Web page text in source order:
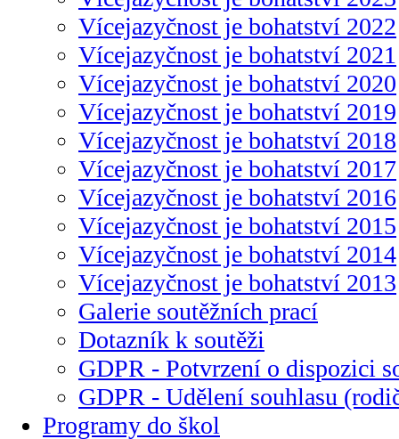
Vícejazyčnost je bohatství 2022
Vícejazyčnost je bohatství 2021
Vícejazyčnost je bohatství 2020
Vícejazyčnost je bohatství 2019
Vícejazyčnost je bohatství 2018
Vícejazyčnost je bohatství 2017
Vícejazyčnost je bohatství 2016
Vícejazyčnost je bohatství 2015
Vícejazyčnost je bohatství 2014
Vícejazyčnost je bohatství 2013
Galerie soutěžních prací
Dotazník k soutěži
GDPR - Potvrzení o dispozici
GDPR - Udělení souhlasu
Programy do škol